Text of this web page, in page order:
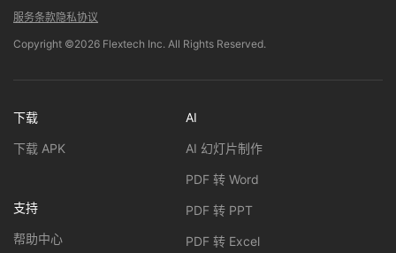
服务条款隐私协议
Copyright ©2026 Flextech Inc. All Rights Reserved.
下载
下载 APK
支持
帮助中心
AI
AI 幻灯片制作
PDF 转 Word
PDF 转 PPT
PDF 转 Excel